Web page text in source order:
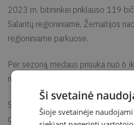
2023 m. bitininkei priklauso 119
Salantų regioniniame, Žemaitijos
regioniniame parkuose.
Per sezoną medaus prisuka nuo 6
metais – net iki 10 tonų.
Savo sodyboje įsirengė bičių
dūzgiantis avilys. Tai sumanymas,
Ši svetainė
Šioje svetainėje